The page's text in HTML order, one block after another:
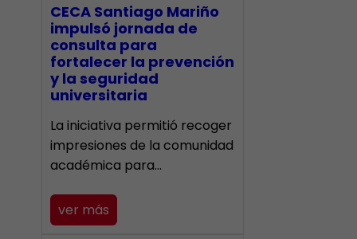
CECA Santiago Mariño
impulsó jornada de
consulta para
fortalecer la prevención
y la seguridad
universitaria
La iniciativa permitió recoger
impresiones de la comunidad
académica para…
ver más